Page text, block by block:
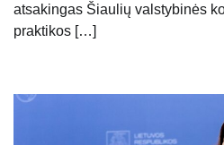
atsakingas Šiaulių valstybinės
praktikos […]